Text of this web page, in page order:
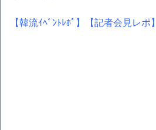
【韓流ｲﾍﾞﾝﾄﾚﾎﾟ】 【記者会見レポ】